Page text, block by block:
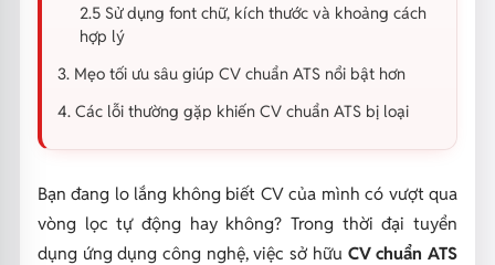
2.5 Sử dụng font chữ, kích thước và khoảng cách
hợp lý
3. Mẹo tối ưu sâu giúp CV chuẩn ATS nổi bật hơn
4. Các lỗi thường gặp khiến CV chuẩn ATS bị loại
Bạn đang lo lắng không biết CV của mình có vượt qua
vòng lọc tự động hay không? Trong thời đại tuyển
dụng ứng dụng công nghệ, việc sở hữu CV chuẩn ATS